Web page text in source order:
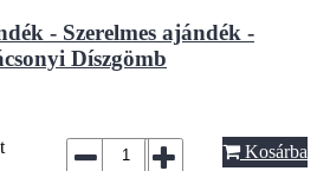
- Szerelmes ajándék -
Díszgömb
Kosárba